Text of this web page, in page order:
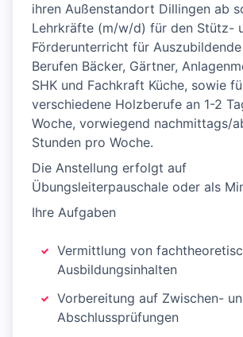
ihren Außenstandort Dillingen ab
Lehrkräfte (m/w/d) für den Stütz-
Förderunterricht für
Berufen Bäcker, Gärtner,
SHK und Fachkraft Küche, sowie
verschiedene Holzberufe an 1-2
Woche, vorwiegend nachmittags/
Stunden pro Woche.
Die Anstellung erfolgt auf
Übungsleiterpauschale oder als
Ihre Aufgaben
Vermittlung von
Ausbildungsinhalten
Vorbereitung auf Zwischen-
Abschlussprüfungen